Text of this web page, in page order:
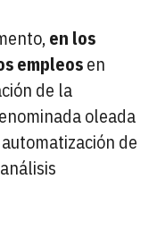
en los
empleosen
de la
oleada
de